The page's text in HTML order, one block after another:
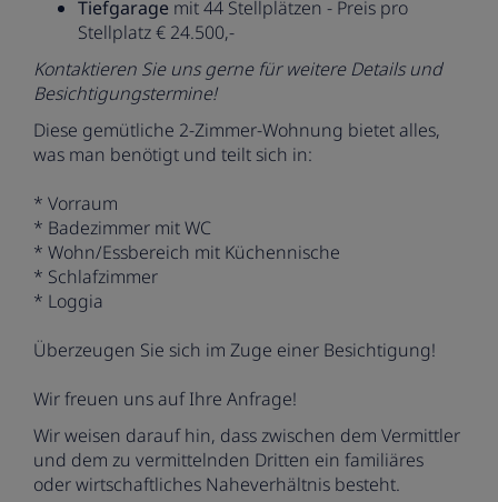
Tiefgarage mit 44 Stellplätzen - Preis pro
Stellplatz € 24.500,-
Kontaktieren Sie uns gerne für weitere Details und
Besichtigungstermine!
Diese gemütliche 2-Zimmer-Wohnung bietet alles,
was man benötigt und teilt sich in:
* Vorraum
* Badezimmer mit WC
* Wohn/Essbereich mit Küchennische
* Schlafzimmer
* Loggia
Überzeugen Sie sich im Zuge einer Besichtigung!
Wir freuen uns auf Ihre Anfrage!
Wir weisen darauf hin, dass zwischen dem Vermittler
und dem zu vermittelnden Dritten ein familiäres
oder wirtschaftliches Naheverhältnis besteht.